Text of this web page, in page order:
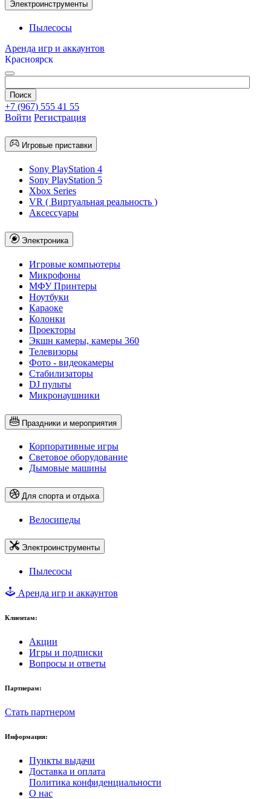
Электроинструменты
Пылесосы
Аренда игр и аккаунтов
Красноярск
+7 (967) 555 41 55
Войти Регистрация
Игровые приставки
Sony PlayStation 4
Sony PlayStation 5
Xbox Series
VR ( Виртуальная реальность )
Аксессуары
Электроника
Игровые компьютеры
Микрофоны
МФУ Принтеры
Ноутбуки
Караоке
Колонки
Проекторы
Экшн камеры, камеры 360
Телевизоры
Фото - видеокамеры
Стабилизаторы
DJ пульты
Микронаушники
Праздники и мероприятия
Корпоративные игры
Световое оборудование
Дымовые машины
Для спорта и отдыха
Велосипеды
Электроинструменты
Пылесосы
Аренда игр и аккаунтов
Клиентам:
Акции
Игры и подписки
Вопросы и ответы
Партнерам:
Стать партнером
Информация:
Пункты выдачи
Доставка и оплата
Политика конфиденциальности
О нас